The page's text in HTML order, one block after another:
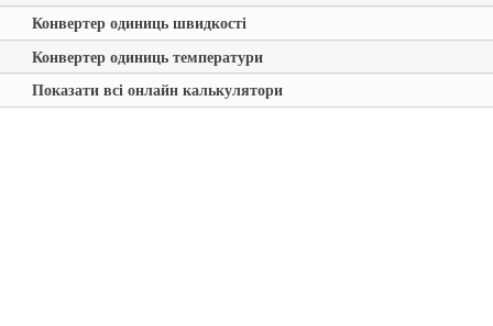
Конвертер одиниць швидкості
Конвертер одиниць температури
Показати всі онлайн калькулятори